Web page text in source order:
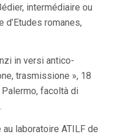
intermédiaire ou
d’Etudes romanes,
in versi antico-
trasmissione », 18
facoltà di
au laboratoire ATILF de